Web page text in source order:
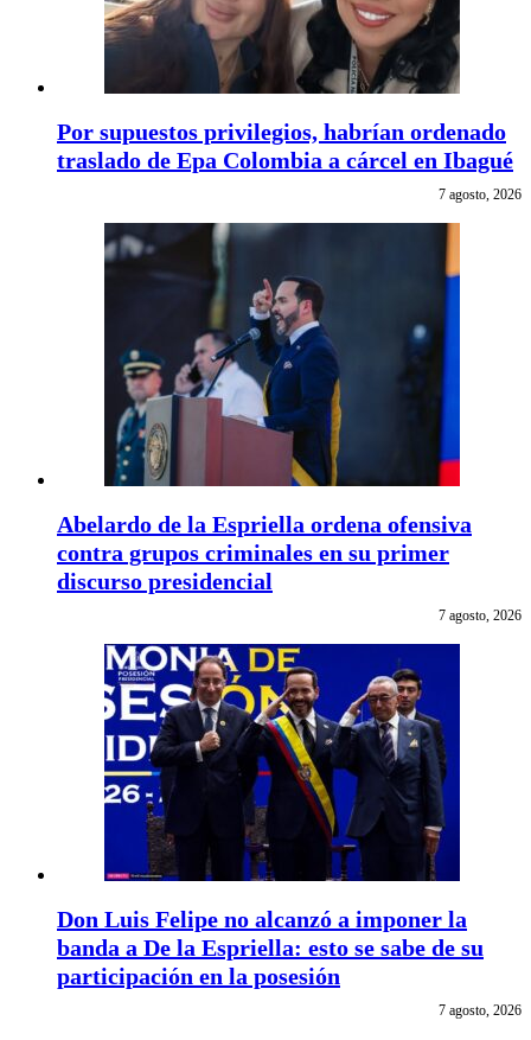
Por supuestos privilegios, habrían ordenado
traslado de Epa Colombia a cárcel en Ibagué
7 agosto, 2026
Abelardo de la Espriella ordena ofensiva
contra grupos criminales en su primer
discurso presidencial
7 agosto, 2026
Don Luis Felipe no alcanzó a imponer la
banda a De la Espriella: esto se sabe de su
participación en la posesión
7 agosto, 2026